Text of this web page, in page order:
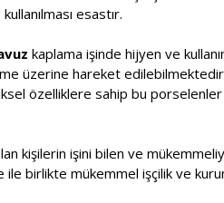
esastır.
kaplama işinde hijyen ve
üzerine hareket
özelliklere sahip bu porselenler
kişilerin işini bilen ve
birlikte mükemmel işçilik ve